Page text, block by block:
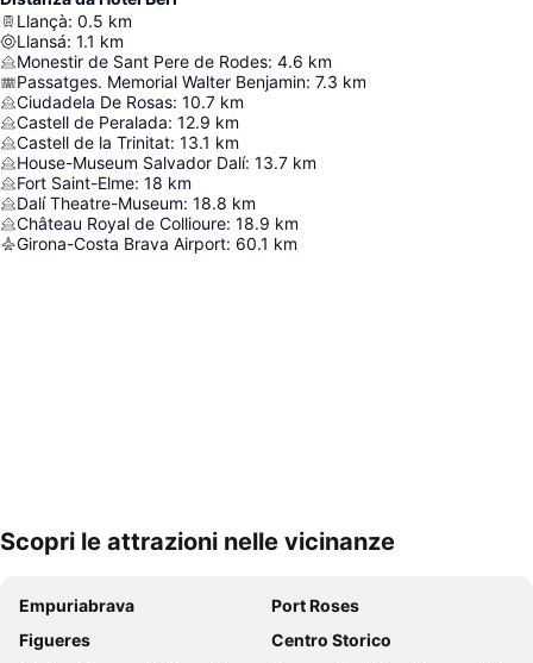
Llançà: 0.5 km
Llansá: 1.1 km
Monestir de Sant Pere de Rodes: 4.6 km
Passatges. Memorial Walter Benjamin: 7.3 km
Ciudadela De Rosas: 10.7 km
Castell de Peralada: 12.9 km
Castell de la Trinitat: 13.1 km
House-Museum Salvador Dalí: 13.7 km
Fort Saint-Elme: 18 km
Dalí Theatre-Museum: 18.8 km
Château Royal de Collioure: 18.9 km
Girona-Costa Brava Airport: 60.1 km
Espandi mappa
Scopri le attrazioni nelle vicinanze
Empuriabrava
Port Roses
Figueres
Centro Storico